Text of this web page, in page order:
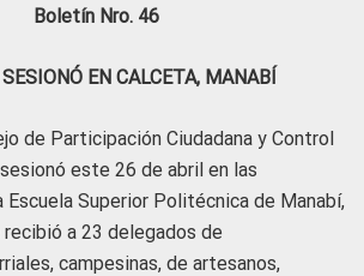
Boletín Nro. 46
EN CALCETA, MANABÍ
de Participación Ciudadana y Control
este 26 de abril en las
Escuela Superior Politécnica de Manabí,
a 23 delegados de
campesinas, de artesanos,